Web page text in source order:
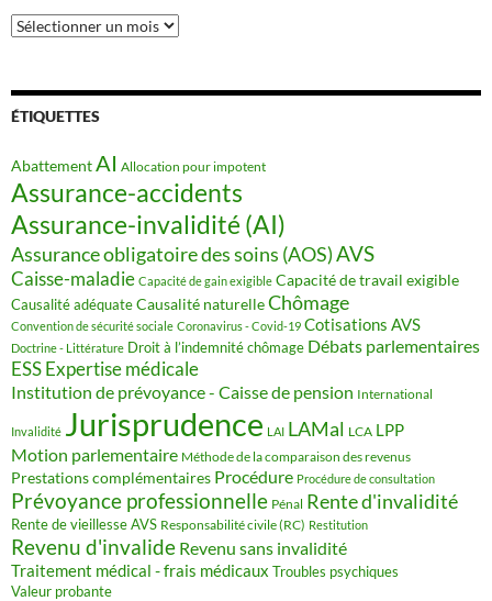
Archives
ÉTIQUETTES
AbattementAI Allocation pour impotent
Assurance-accidents
Assurance-invalidité (AI)
Assurance obligatoire des soins (AOS)AVS
Caisse-maladie Capacité de gain exigible Capacité de travail exigible
Causalité adéquate Causalité naturelleChômage
Convention de sécurité sociale Coronavirus - Covid-19 Cotisations AVS
Doctrine - Littérature Droit à l’indemnité chômage Débats parlementaires
ESSExpertise médicale
Institution de prévoyance - Caisse de pension International
Invalidité Jurisprudence LAI LAMal LCA LPP
Motion parlementaire Méthode de la comparaison des revenus
Prestations complémentaires Procédure Procédure de consultation
Prévoyance professionnelle Pénal Rente d'invalidité
Rente de vieillesse AVS Responsabilité civile (RC) Restitution
Revenu d'invalide Revenu sans invalidité
Traitement médical - frais médicaux Troubles psychiques
Valeur probante